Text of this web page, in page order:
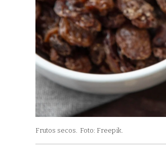
Frutos secos. Foto: Freepik.